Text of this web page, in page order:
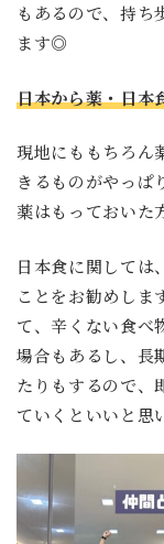
もあるので、持ち
ます◎
日本から薬・日本
現地にももちろん
きるものがやっぱ
薬はもっておいた
日本食に関しては
ことをお勧めしま
て、辛くない食べ
場合もあるし、長
たりもするので、
ていくといいと思